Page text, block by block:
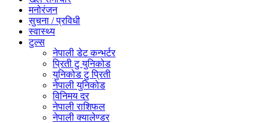
मनोरंजन
सुचना / प्रविधी
स्वास्थ्य
टुल्स
नेपाली डेट कन्भर्टर
प्रिती टु युनिकोड
युनिकोड टु प्रिती
नेपाली युनिकोड
विनिमय दर
नेपाली राशिफल
नेपाली क्यालेण्डर